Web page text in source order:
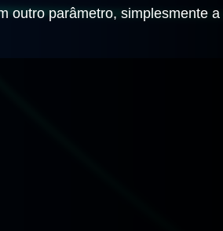
outro parâmetro, simplesmente a